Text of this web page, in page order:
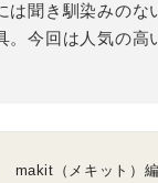
聞き馴染みの
今回は人気の高
（メキット）